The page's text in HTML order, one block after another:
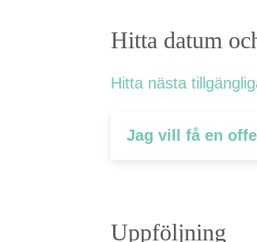
Hit­ta datum
Hit­ta näs­ta
Jag vill få en
Uppföljn­ing